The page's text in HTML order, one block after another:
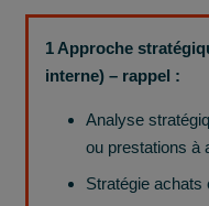
1 Approche
interne) – rappel :
Analyse
ou prestations à
Stratégie achats